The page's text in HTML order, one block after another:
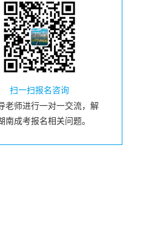
扫一扫报名咨询
老师进行一对一交流，解
南成考报名相关问题。